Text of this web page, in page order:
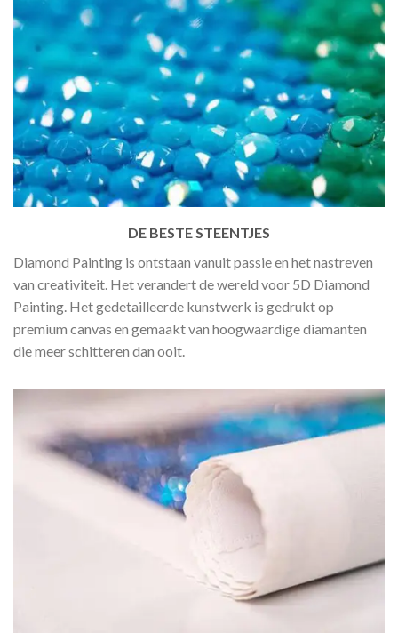
DE BESTE STEENTJES
Diamond Painting is ontstaan vanuit passie en het nastreven
van creativiteit. Het verandert de wereld voor 5D Diamond
Painting. Het gedetailleerde kunstwerk is gedrukt op
premium canvas en gemaakt van hoogwaardige diamanten
die meer schitteren dan ooit.